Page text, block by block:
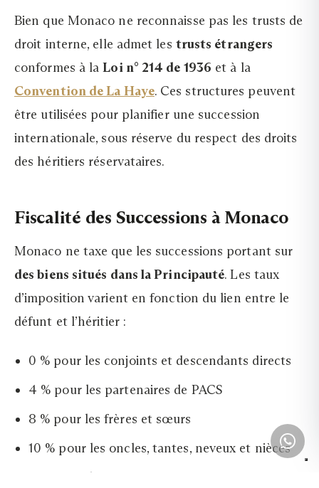
Bien que Monaco ne reconnaisse pas les trusts de
droit interne, elle admet les trusts étrangers
conformes à laLoi n° 214 de 1936 et à la
Convention de La Haye. Ces structures peuvent
être utilisées pour planifier une succession
internationale, sous réserve du respect des droits
des héritiers réservataires.
Fiscalité des Successions à Monaco
Monaco ne taxe que les successions portant sur
des biens situés dans la Principauté. Les taux
d’imposition varient en fonction du lien entre le
défunt et l’héritier :
0 % pour les conjoints et descendants directs
4 % pour les partenaires de PACS
8 % pour les frères et sœurs
10 % pour les oncles, tantes, neveux et nièces
13 % pour les autres parents